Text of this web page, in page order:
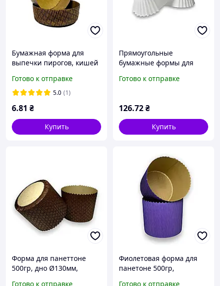
Бумажная форма для
выпечки пирогов, кишей
110мм, высота 30мм)
темно-коричневая +
Готово к отправке
5.0 (1)
6.81 ₴
Купить
Прямоугольные
бумажные формы для
белые-250 штук/38 г/м2
Готово к отправке
126.72₴
Купить
Форма для панеттоне
500гр, дно Ø130мм,
Готово к отправке
Фиолетовая форма для
панетоне 500гр,
Готово к отправке